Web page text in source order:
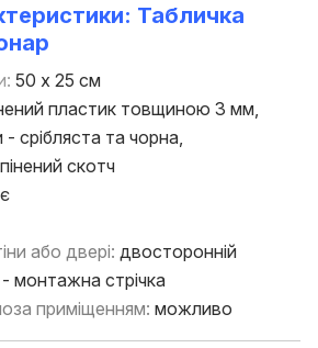
Табличка
50 х 25 см
пластик товщиною 3 мм,
- срібляста та чорна,
скотч
або двері: двосторонній
монтажна стрічка
приміщенням: можливо